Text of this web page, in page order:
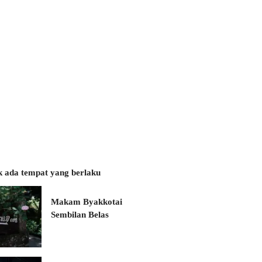
ada tempat yang berlaku
Makam Byakkotai
Sembilan Belas